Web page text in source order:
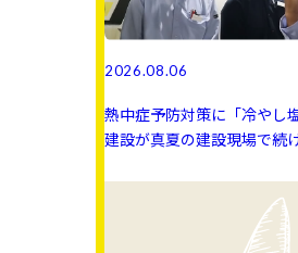
2026.08.06
熱中症予防対策に「冷やし
建設が真夏の建設現場で続